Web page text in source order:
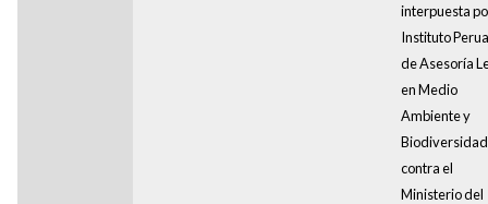
interpuesta
Instituto
de Asesoría
en Medio
Ambiente y
Biodiversidad
contra el
Ministerio del